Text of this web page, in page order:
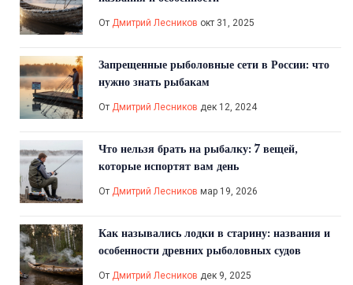
От Дмитрий Лесников окт 31, 2025
Запрещенные рыболовные сети в России: что
нужно знать рыбакам
От Дмитрий Лесников дек 12, 2024
Что нельзя брать на рыбалку: 7 вещей,
которые испортят вам день
От Дмитрий Лесников мар 19, 2026
Как назывались лодки в старину: названия и
особенности древних рыболовных судов
От Дмитрий Лесников дек 9, 2025